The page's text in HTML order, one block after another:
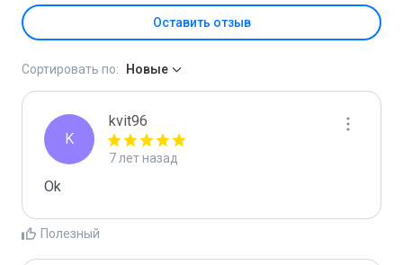
Оставить отзыв
Сортировать по: Новые
K
kvit96
7 лет назад
Ok
Полезный